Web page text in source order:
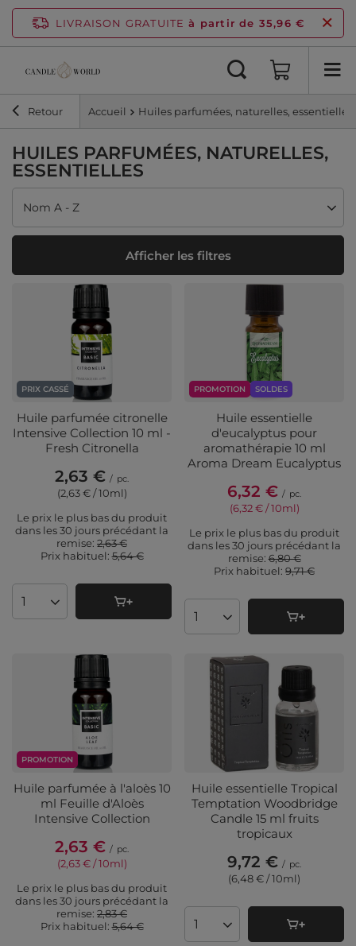
LIVRAISON GRATUITE à partir de 35,96 €
Retour Accueil Huiles parfumées, naturelles, essentielles
HUILES PARFUMÉES, NATURELLES,
ESSENTIELLES
Modifier le tri
Nom A - Z
Afficher les filtres
PRIX CASSÉ
Huile parfumée citronelle
Intensive Collection 10 ml -
Fresh Citronella
2,63 € / pc.
(2,63 € / 10ml)
Le prix le plus bas du produit
dans les 30 jours précédant la
remise: 2,63 €
Prix ​​habituel:5,64 €
Quantité de produits
PROMOTION SOLDES
Huile essentielle
d'eucalyptus pour
aromathérapie 10 ml
Aroma Dream Eucalyptus
6,32 € / pc.
(6,32 € / 10ml)
Le prix le plus bas du produit
dans les 30 jours précédant la
remise:6,80 €
Prix ​​habituel: 9,71 €
Quantité de produits
PROMOTION
Huile parfumée à l'aloès 10
ml Feuille d'Aloès
Intensive Collection
2,63 € / pc.
(2,63 € / 10ml)
Le prix le plus bas du produit
dans les 30 jours précédant la
remise: 2,83 €
Prix ​​habituel:5,64 €
Huile essentielle Tropical
Temptation Woodbridge
Candle 15 ml fruits
tropicaux
9,72 € / pc.
(6,48 € / 10ml)
Quantité de produits